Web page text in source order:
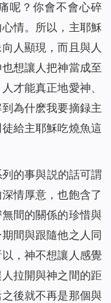
呢？你會不會心碎
情。所以，主耶穌
人顯現，而且與人
想讓人把神當成至
才能真正地愛神、
為什麽我要摘録主
給主耶穌吃燒魚這
的事與説的話可謂
情厚意，也飽含了
間的關係的珍惜與
間與跟隨他之人同
，神不想讓人感覺
拉開與神之間的距
後就不再是那個與